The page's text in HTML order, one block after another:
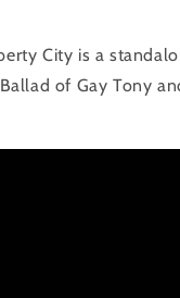
City is a
of Gay Tony